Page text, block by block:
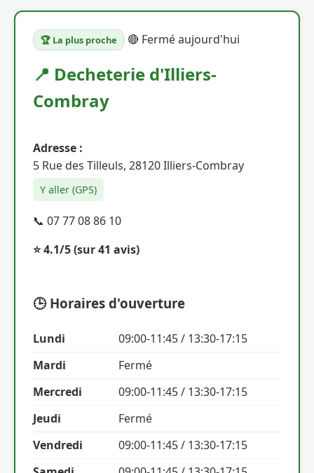
🏆 La plus proche 🔴 Fermé aujourd'hui
📍 Decheterie d'Illiers-
Combray
Adresse :
5 Rue des Tilleuls, 28120 Illiers-Combray
Y aller (GPS)
📞 07 77 08 86 10
⭐ 4.1/5(sur 41 avis)
🕒 Horaires d'ouverture
Lundi
09:00-11:45 / 13:30-17:15
Mardi
Fermé
Mercredi
09:00-11:45 / 13:30-17:15
Jeudi
Fermé
Vendredi
09:00-11:45 / 13:30-17:15